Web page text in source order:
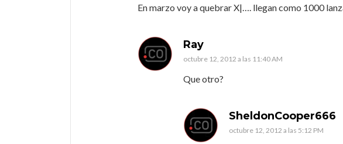
En marzo voy a quebrar X|…. llegan como 1000
Ray
octubre 12, 2012 a las 11:40 AM
Que otro?
SheldonCooper666
octubre 12, 2012 a las 5:12 PM